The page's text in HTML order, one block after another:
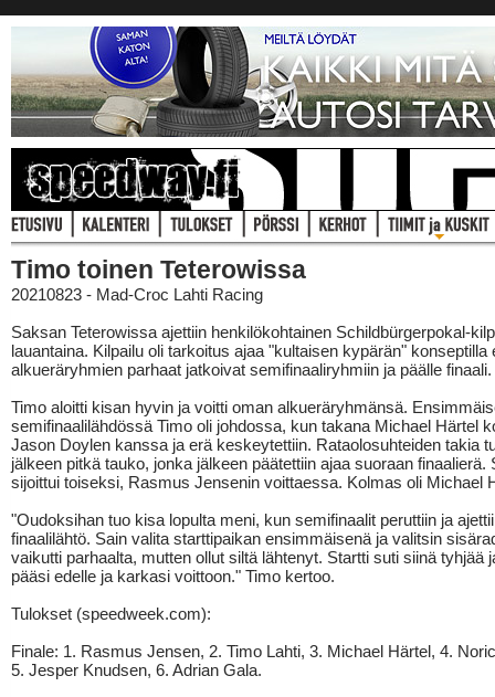
Timo toinen Teterowissa
20210823 - Mad-Croc Lahti Racing
Saksan Teterowissa ajettiin henkilökohtainen Schildbürgerpokal-
lauantaina. Kilpailu oli tarkoitus ajaa "kultaisen kypärän" konseptilla
alkueräryhmien parhaat jatkoivat semifinaaliryhmiin ja päälle finaali.
Timo aloitti kisan hyvin ja voitti oman alkueräryhmänsä.
semifinaalilähdössä Timo oli johdossa, kun takana Michael Härtel
Jason Doylen kanssa ja erä keskeytettiin. Rataolosuhteiden takia
jälkeen pitkä tauko, jonka jälkeen päätettiin ajaa suoraan finaalierä.
sijoittui toiseksi, Rasmus Jensenin voittaessa. Kolmas oli Michael
"Oudoksihan tuo kisa lopulta meni, kun semifinaalit peruttiin ja
finaalilähtö. Sain valita starttipaikan ensimmäisenä ja valitsin
vaikutti parhaalta, mutten ollut siltä lähtenyt. Startti suti siinä tyhjää
pääsi edelle ja karkasi voittoon." Timo kertoo.
Tulokset (speedweek.com):
Finale: 1. Rasmus Jensen, 2. Timo Lahti, 3. Michael Härtel, 4.
5. Jesper Knudsen, 6. Adrian Gala.